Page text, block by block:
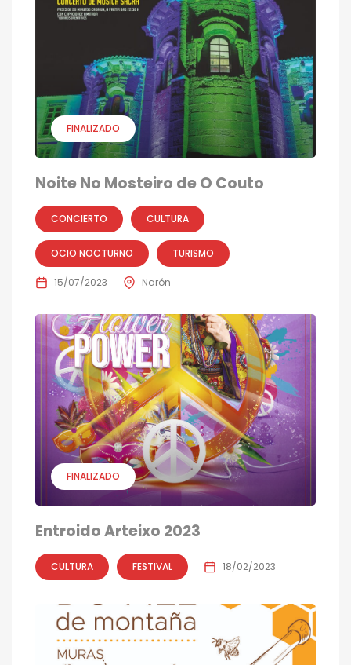
FINALIZADO
Noite No Mosteiro de O Couto
CONCIERTO CULTURA
OCIO NOCTURNO TURISMO
15/07/2023 Narón
FINALIZADO
Entroido Arteixo 2023
CULTURA FESTIVAL 18/02/2023